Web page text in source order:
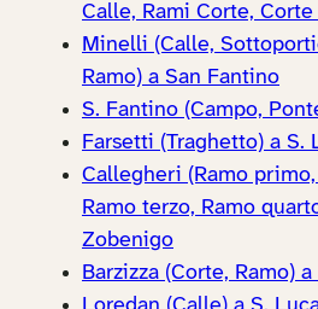
Calle, Rami Corte,
Minelli (Calle,
Ramo) a San Fantino
S. Fantino (Campo,
Farsetti (Traghetto) a S.
Callegheri (Ramo
Ramo terzo, Ramo
Zobenigo
Barzizza (Corte, Ramo)